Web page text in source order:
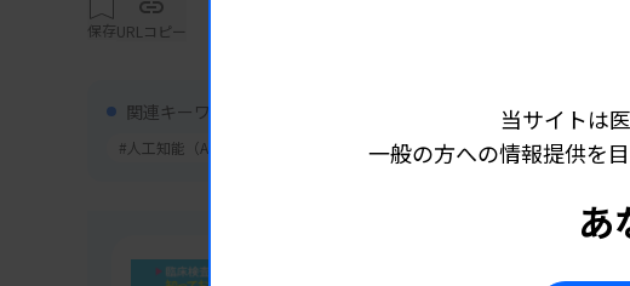
作成したりする能力を獲得しています。
自然言語処理のプロセス
人間が書いた文章や音声などの自然言語データをコン
保存URLコピー
関連キーワード
#人工知能（AI）
当サイトは
一般の方への情報提供を
あ